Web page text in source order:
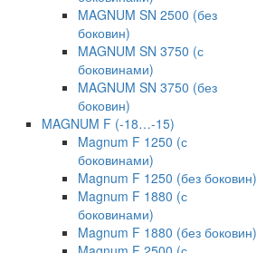
MAGNUM SN 2500 (без
боковин)
MAGNUM SN 3750 (с
боковинами)
MAGNUM SN 3750 (без
боковин)
MAGNUM F (-18…-15)
Magnum F 1250 (с
боковинами)
Magnum F 1250 (без боковин)
Magnum F 1880 (с
боковинами)
Magnum F 1880 (без боковин)